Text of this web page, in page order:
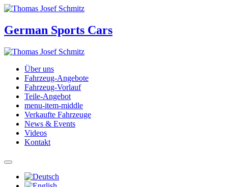
German Sports Cars
Über uns
Fahrzeug-Angebote
Fahrzeug-Vorlauf
Teile-Angebot
menu-item-middle
Verkaufte Fahrzeuge
News & Events
Videos
Kontakt